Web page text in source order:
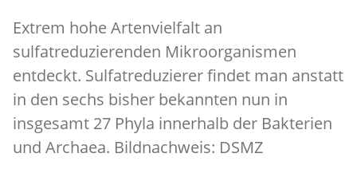
Extrem hohe Artenvielfalt an
sulfatreduzierenden Mikroorganismen
entdeckt. Sulfatreduzierer findet man anstatt
in den sechs bisher bekannten nun in
insgesamt 27 Phyla innerhalb der Bakterien
und Archaea. Bildnachweis: DSMZ